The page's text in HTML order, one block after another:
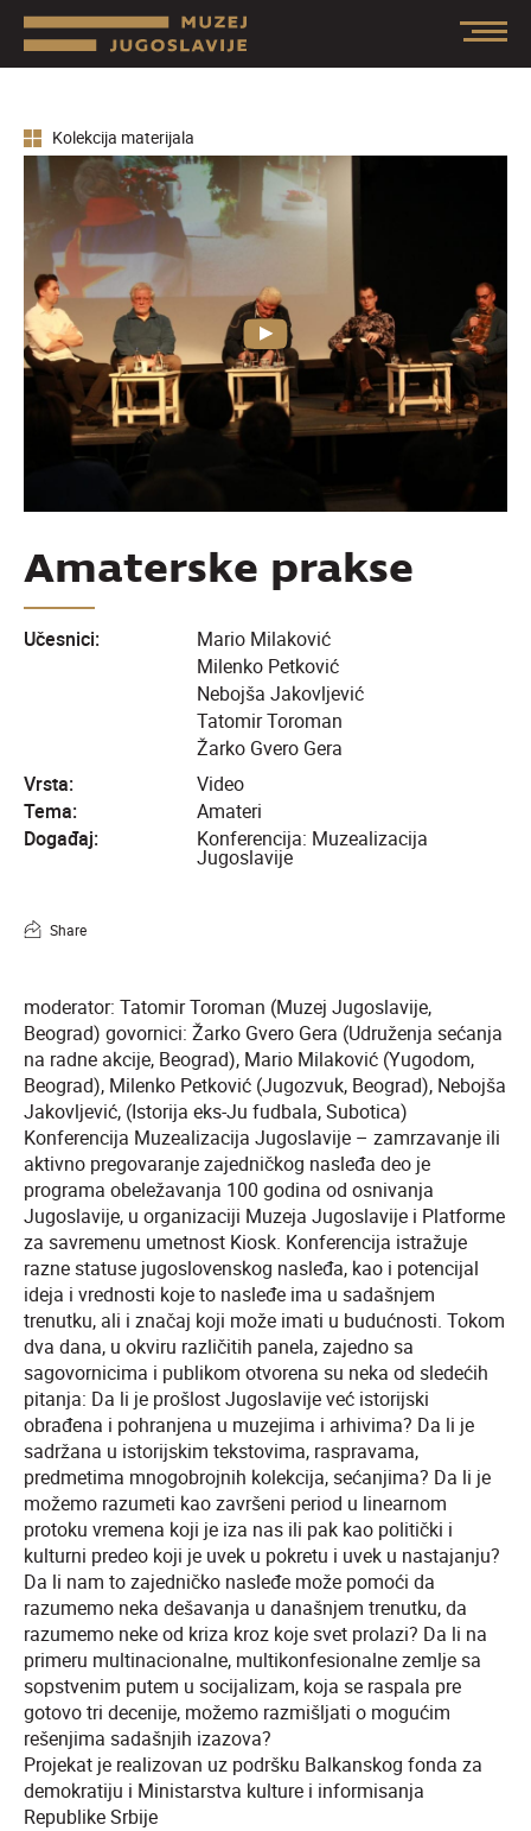
Kolekcija materijala
Amaterske prakse
Učesnici:
Mario Milaković
Milenko Petković
Nebojša Jakovljević
Tatomir Toroman
Žarko Gvero Gera
Vrsta:
Video
Tema:
Amateri
Događaj:
Konferencija: Muzealizacija
Jugoslavije
Share
moderator: Tatomir Toroman (Muzej Jugoslavije,
Beograd) govornici: Žarko Gvero Gera (Udruženja sećanja
na radne akcije, Beograd), Mario Milaković (Yugodom,
Beograd), Milenko Petković (Jugozvuk, Beograd), Nebojša
Jakovljević, (Istorija eks-Ju fudbala, Subotica)
Konferencija Muzealizacija Jugoslavije – zamrzavanje ili
aktivno pregovaranje zajedničkog nasleđa deo je
programa obeležavanja 100 godina od osnivanja
Jugoslavije, u organizaciji Muzeja Jugoslavije i Platforme
za savremenu umetnost Kiosk. Konferencija istražuje
razne statuse jugoslovenskog nasleđa, kao i potencijal
ideja i vrednosti koje to nasleđe ima u sadašnjem
trenutku, ali i značaj koji može imati u budućnosti. Tokom
dva dana, u okviru različitih panela, zajedno sa
sagovornicima i publikom otvorena su neka od sledećih
pitanja: Da li je prošlost Jugoslavije već istorijski
obrađena i pohranjena u muzejima i arhivima? Da li je
sadržana u istorijskim tekstovima, raspravama,
predmetima mnogobrojnih kolekcija, sećanjima? Da li je
možemo razumeti kao završeni period u linearnom
protoku vremena koji je iza nas ili pak kao politički i
kulturni predeo koji je uvek u pokretu i uvek u nastajanju?
Da li nam to zajedničko nasleđe može pomoći da
razumemo neka dešavanja u današnjem trenutku, da
razumemo neke od kriza kroz koje svet prolazi? Da li na
primeru multinacionalne, multikonfesionalne zemlje sa
sopstvenim putem u socijalizam, koja se raspala pre
gotovo tri decenije, možemo razmišljati o mogućim
rešenjima sadašnjih izazova?
Projekat je realizovan uz podršku Balkanskog fonda za
demokratiju i Ministarstva kulture i informisanja
Republike Srbije